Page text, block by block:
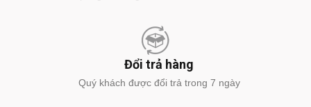
Đổi trả hàng
Quý khách được đổi trả trong 7 ngày